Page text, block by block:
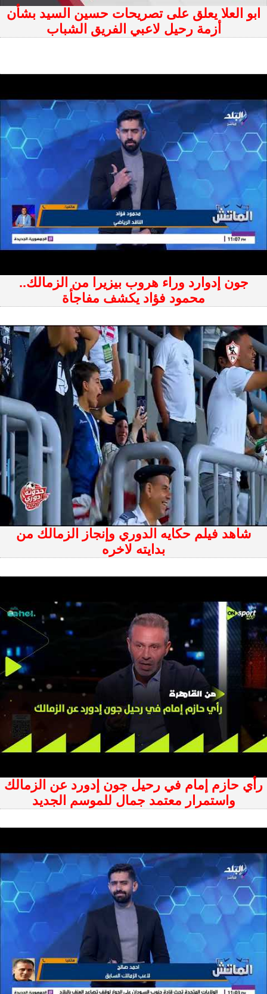
ابو العلا يعلق على تصريحات حسين السيد بشأن
أزمة رحيل لاعبي الفريق الشباب
جون إدوارد وراء هروب بيزيرا من الزمالك..
محمود فؤاد يكشف مفاجأة
شاهد فيلم حكايه الدوري وإنجاز الزمالك من
بدايته لاخره
رأي حازم إمام في رحيل جون إدورد عن الزمالك
واستمرار معتمد جمال للموسم الجديد